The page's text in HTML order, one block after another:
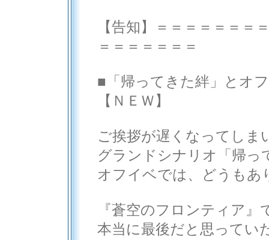
【告知】＝＝＝＝＝＝＝
＝＝＝＝＝＝＝
■「帰ってきた絆」とオ
【ＮＥＷ】
ご挨拶が遅くなってしま
グランドシナリオ「帰っ
オフイベでは、どうもあ
『蒼空のフロンティア
本当に最後だと思ってい